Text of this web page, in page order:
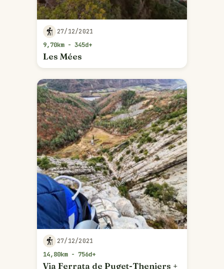
27/12/2021
9,70km - 345d+
Les Mées
27/12/2021
14,80km - 756d+
Via Ferrata de Puget-Theniers +